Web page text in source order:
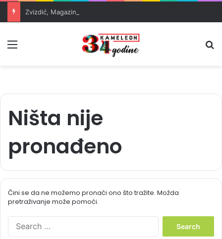
Ništa nije
pronađeno
Čini se da ne možemo pronaći ono što tražite. Možda
pretraživanje može pomoći.